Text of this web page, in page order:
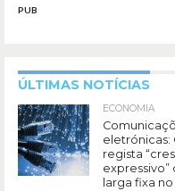
PUB
ÚLTIMAS NOTÍCIAS
ECONOMIA
eletrónicas:
regista
expressivo”
larga fixa